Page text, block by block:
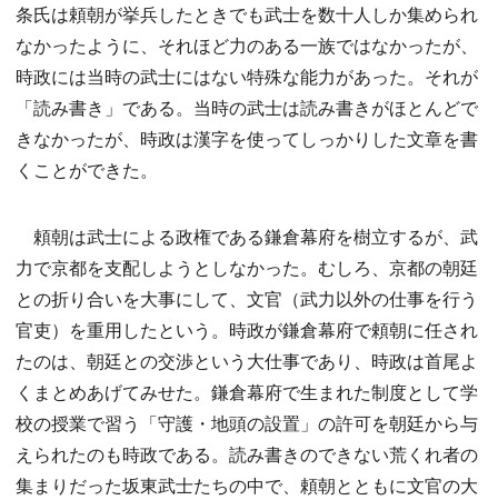
条氏は頼朝が挙兵したときでも武士を数十人しか集められ
なかったように、それほど力のある一族ではなかったが、
時政には当時の武士にはない特殊な能力があった。それが
「読み書き」である。当時の武士は読み書きがほとんどで
きなかったが、時政は漢字を使ってしっかりした文章を書
くことができた。
頼朝は武士による政権である鎌倉幕府を樹立するが、武
力で京都を支配しようとしなかった。むしろ、京都の朝廷
との折り合いを大事にして、文官（武力以外の仕事を行う
官吏）を重用したという。時政が鎌倉幕府で頼朝に任され
たのは、朝廷との交渉という大仕事であり、時政は首尾よ
くまとめあげてみせた。鎌倉幕府で生まれた制度として学
校の授業で習う「守護・地頭の設置」の許可を朝廷から与
えられたのも時政である。読み書きのできない荒くれ者の
集まりだった坂東武士たちの中で、頼朝とともに文官の大